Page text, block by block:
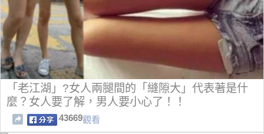
「老江湖」?女人兩腿間的「縫隙大」代表著是什
麼？女人要了解，男人要小心了！！
43669觀看